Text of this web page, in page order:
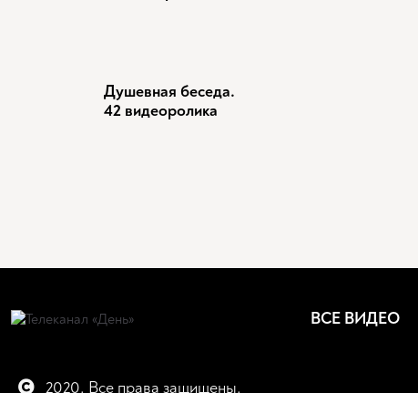
Душевная беседа.
42 видеоролика
ВСЕ ВИДЕО
2020. Все права защищены.